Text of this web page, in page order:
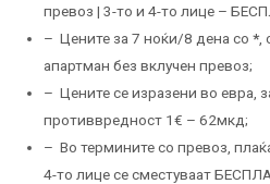
превоз | 3-то и 4-то лице –
– Цените за 7 ноќи/8 дена со *,
апартман без вклучен превоз;
– Цените се изразени во евра,
противвредност 1€ – 62мкд;
– Во термините со превоз,
4-то лице се сместуваат